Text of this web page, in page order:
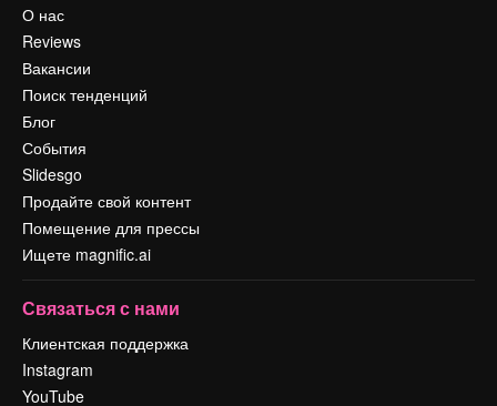
О нас
Reviews
Вакансии
Поиск тенденций
Блог
События
Slidesgo
Продайте свой контент
Помещение для прессы
Ищете magnific.ai
Связаться с нами
Клиентская поддержка
Instagram
YouTube